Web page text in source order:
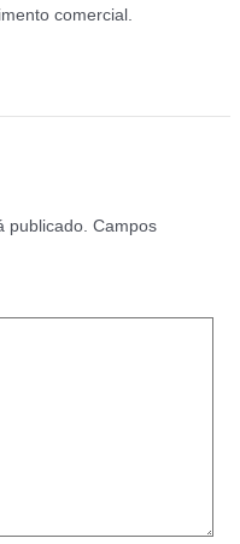
comercial.
publicado. Campos